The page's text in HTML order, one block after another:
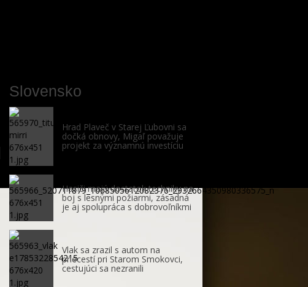
Slovensko
Hrad Plaveč v Starej Ľubovni sa
dočká obnovy, Migaľ považuje
projekt za významnú investíciu
Hasiči majú dostatok techniky na
boj s lesnými požiarmi, zásadná
je aj spolupráca s dobrovoľníkmi
Vlak sa zrazil s autom na
priecestí pri Starom Smokovci,
cestujúci sa nezranili